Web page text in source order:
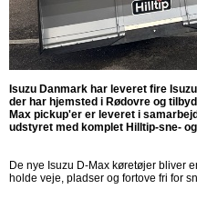
Isuzu Danmark har leveret fire
der har hjemsted i Rødovre og
Max pickup'er er leveret i
udstyret med komplet Hilltip-sne-
De nye Isuzu D-Max køretøjer bliver
holde veje, pladser og fortove fri for